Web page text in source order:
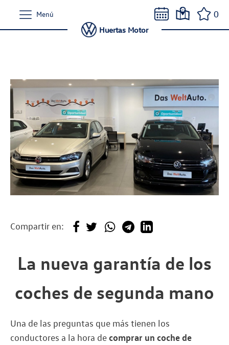
Menú 0
Huertas Motor
Compartir en:
La nueva garantía de los
coches de segunda mano
Una de las preguntas que más tienen los
conductores a la hora decomprar un coche de